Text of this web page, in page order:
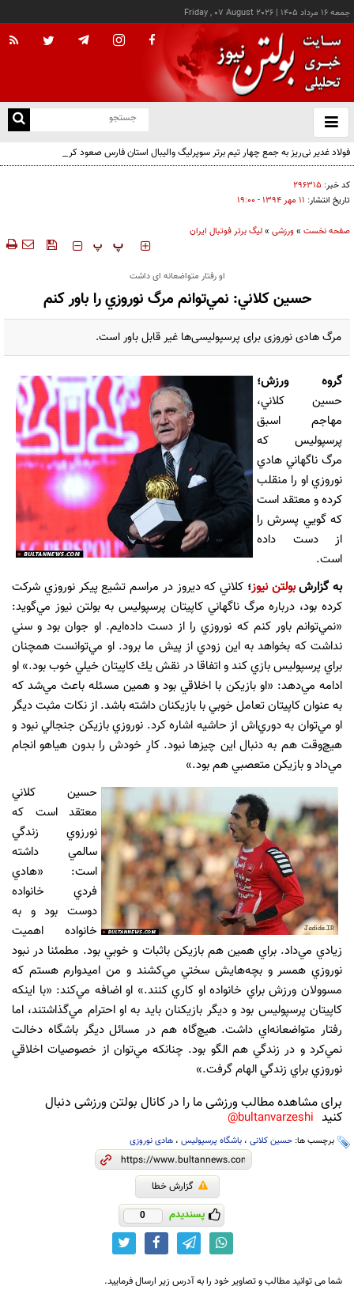
جمعه ۱۶ مرداد ۱۴۰۵ |
Friday , 07 August 2026
باز
و
فولاد غدیر نی‌ریز به جمع چهار تیم برتر سوپرلیگ والیبال استان فارس صعود کرد
کد خبر: ۲۹۶۳۱۵
تاریخ انتشار: ۱۱ مهر ۱۳۹۴ - ۱۹:۰۰
صفحه نخست »ورزشی »لیگ برتر فوتبال ایران
‍‍‍ پ پ
او رفتار متواضعانه ای داشت
حسين كلاني: نمي‌توانم مرگ نوروزي را باور كنم
مرگ هادی نوروزی برای پرسپولیسی‌ها غیر قابل باور است.
گروه ورزش؛
حسين كلاني،
مهاجم اسبق
پرسپوليس كه
مرگ ناگهاني هادي
نوروزي او را منقلب
كرده و معتقد است
كه گويي پسرش را
از دست داده
است.
به گزارشبولتن نیوز؛ كلاني كه ديروز در مراسم تشيع پيكر نوروزي شركت
كرده بود، درباره مرگ ناگهاني كاپيتان پرسپوليس به بولتن نيوز مي‌گويد:
«نمي‌توانم باور كنم كه نوروزي را از دست داده‌ايم. او جوان بود و سني
نداشت كه بخواهد به اين زودي از پيش ما برود. او مي‌توانست همچنان
براي پرسپوليس بازي كند و اتفاقا در نقش يك كاپيتان خيلي خوب بود.» او
ادامه مي‌دهد: «او بازيكن با اخلاقي بود و همين مسئله باعث مي‌شد كه
به عنوان كاپيتان تعامل خوبي با بازيكنان داشته باشد. از نكات مثبت ديگر
او مي‌توان به دوري‌اش از حاشيه اشاره كرد. نوروزي بازيكن جنجالي نبود و
هيچ‌وقت هم به دنبال اين چيزها نبود. كارِ خودش را بدون هياهو انجام
مي‌داد و بازيكن متعصبي هم بود.»
حسين كلاني
معتقد است كه
نورزوي زندگي
سالمي داشته
است: «هادي
فردي خانواده
دوست بود و به
خانواده اهميت
زيادي مي‌داد. براي همين هم بازيكن باثبات و خوبي بود. مطمئنا در نبود
نوروزي همسر و بچه‌هايش سختي مي‌كشند و من اميدوارم هستم كه
مسوولان ورزش براي خانواده او كاري كنند.» او اضافه مي‌كند: «با اينكه
كاپيتان پرسپوليس بود و ديگر بازيكنان بايد به او احترام مي‌گذاشتند، اما
رفتار متواضعانه‌اي داشت. هيچ‌گاه هم در مسائل ديگر باشگاه دخالت
نمي‌كرد و در زندگي هم الگو بود. چنانكه مي‌توان از خصوصيات اخلاقي
نوروزي براي زندگي الهام گرفت.»
برای مشاهده مطالب ورزشی ما را در کانال بولتن ورزشی دنبال
کنید bultanvarzeshi@
برچسب ها: حسین کلانی ، باشگاه پرسپولیس ، هادی نوروزی
گزارش خطا
پسندیدم 0
شما می توانید مطالب و تصاویر خود را به آدرس زیر ارسال فرمایید.